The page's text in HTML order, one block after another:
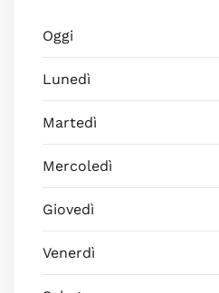
Oggi
Lunedì
Martedì
Mercoledì
Giovedì
Venerdì